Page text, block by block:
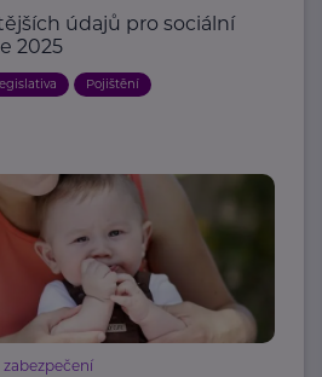
údajů pro sociální
2025
Pojištění